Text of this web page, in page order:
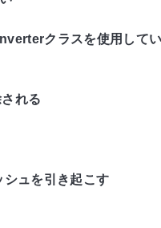
クラスを使用して
れる
ュを引き起こす